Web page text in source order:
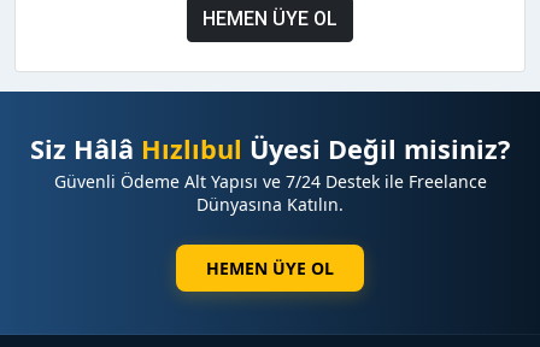
HEMEN ÜYE OL
Siz Hâlâ Hızlıbul Üyesi Değil misiniz?
Güvenli Ödeme Alt Yapısı ve 7/24 Destek ile Freelance
Dünyasına Katılın.
HEMEN ÜYE OL